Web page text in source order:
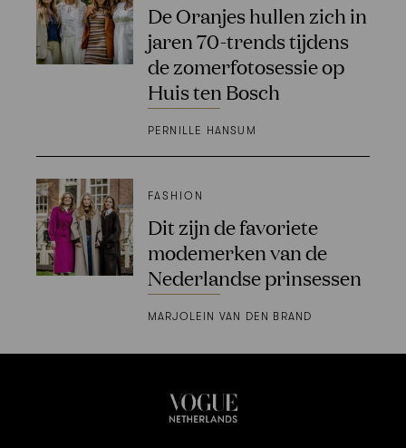
De Oranjes hullen zich in
jaren 70-trends tijdens
de zomerfotosessie op
Huis ten Bosch
PERNILLE HANSUM
FASHION
Dit zijn de favoriete
modemerken van de
Nederlandse prinsessen
MARJOLEIN VAN DEN BRAND